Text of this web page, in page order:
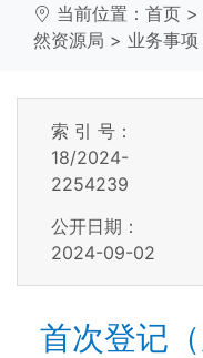
当前位置： 首页 >
然资源局 > 业务事项
索 引 号：
18/2024-
2254239
公开日期：
2024-09-02
首次登记